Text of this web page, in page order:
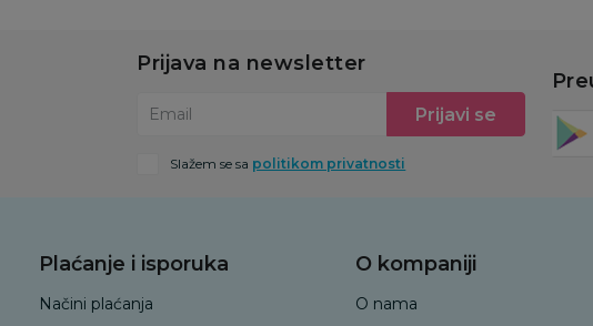
Prijava na newsletter
Email Prijavi se
Slažem se sa politikom privatnosti
Plaćanje i isporuka
Načini plaćanja
O kompaniji
O nama